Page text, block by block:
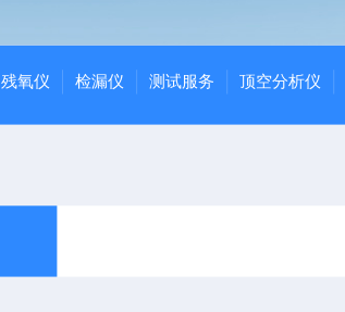
残氧仪 检漏仪 测试服务 顶空分析仪